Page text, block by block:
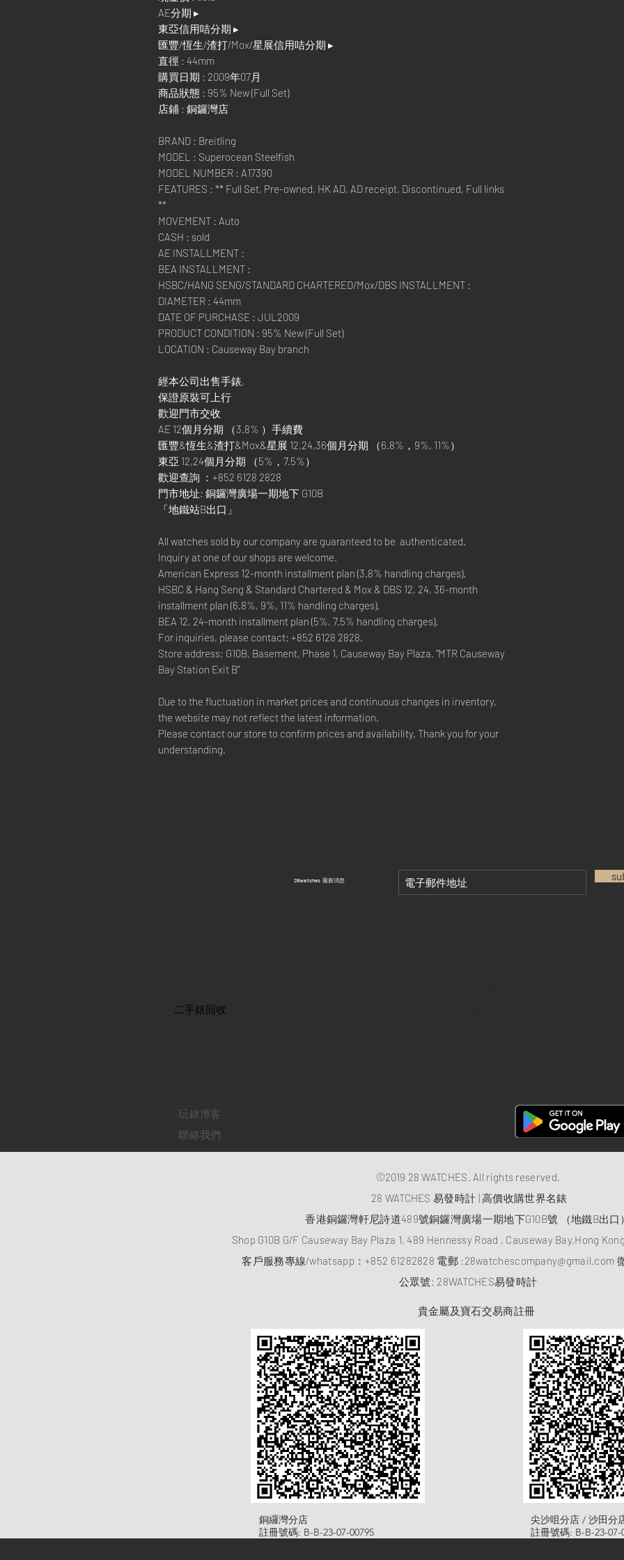
AE分期 ▸
東亞信用咭分期 ▸
匯豐/恆生/渣打/Mox/星展信用咭分期 ▸
直徑 : 44mm
購買日期 : 2009年07月
商品狀態 : 95% New (Full Set)
店鋪 : 銅鑼灣店
BRAND : Breitling
MODEL : Superocean Steelfish
MODEL NUMBER : A17390
FEATURES : ** Full Set, Pre-owned, HK AD, AD receipt, Discontinued, Full links
**
MOVEMENT : Auto
CASH : sold
AE INSTALLMENT :
BEA INSTALLMENT :
HSBC/HANG SENG/STANDARD CHARTERED/Mox/DBS INSTALLMENT :
DIAMETER : 44mm
DATE OF PURCHASE : JUL2009
PRODUCT CONDITION : 95% New (Full Set)
LOCATION : Causeway Bay branch
經本公司出售手錶,
保證原裝可上行
歡迎門市交收
AE 12個月分期 （3.8% ）手續費
匯豐&恆生&渣打&Mox&星展 12,24,36個月分期 （6.8%，9%, 11%）
東亞 12,24個月分期 （5%，7.5%）
歡迎查詢 ：+852 6128 2828
門市地址: 銅鑼灣廣場一期地下 G10B
「地鐵站B出口」
All watches sold by our company are guaranteed to be authenticated.
Inquiry at one of our shops are welcome.
American Express 12-month installment plan (3.8% handling charges).
HSBC & Hang Seng & Standard Chartered & Mox & DBS 12, 24, 36-month
installment plan (6.8%, 9%, 11% handling charges).
BEA 12, 24-month installment plan (5%, 7.5% handling charges).
For inquiries, please contact: +852 6128 2828.
Store address: G10B, Basement, Phase 1, Causeway Bay Plaza. "MTR Causeway
Bay Station Exit B"
Due to the fluctuation in market prices and continuous changes in inventory,
the website may not reflect the latest information.
Please contact our store to confirm prices and availability. Thank you for your
understanding.
​28watches 最新消息
​二手錶回收
玩錶博客
聯絡我們
©2019 28 WATCHES. All rights reserved.
28 WATCHES 易發時計 | 高價收購世界名錶
香港銅鑼灣軒尼詩道489號銅鑼灣廣場一期地下G10B號 （地鐵B出口）
Shop G10B G/F Causeway Bay Plaza 1, 489 Hennessy Road , Causeway Bay,Hong Kong
客戶服務專線/whatsapp：+852 61282828 電郵 : 28watchescompany@gmail.com
​公眾號: 28WATCHES易發時計
貴金屬及寶石交易商註冊
​銅纙灣分店
註冊號碼: B-B-23-07-00795
尖沙咀分店 / 沙田分
註冊號碼: B-B-23-07-